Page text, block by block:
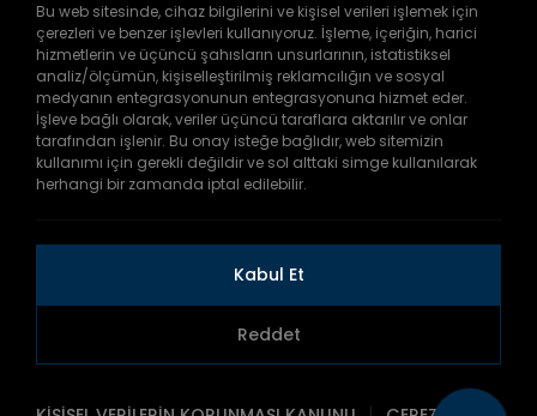
Kurumsal
Biz Kimiz?
Misyonumuz ve Vizyonumuz
Organizasyon Şeması
Mevzuat
Personel İlanları
Hizmetlerimiz
Toplu Taşıma
Havalimanı Taşımacılığı
Liman Bağlama
Otoparklar
Deniz Hizmetleri
Muğla Kart
Basım Noktaları
Fiyat Tarifeleri
İlçelere Göre Saatler
İhale Duyuruları
MUTTAŞ Otobüs Sefer Saatleri
Bu web sitesinde, cihaz bilgilerini ve kişisel verileri işlemek için
çerezleri ve benzer işlevleri kullanıyoruz. İşleme, içeriğin, harici
hizmetlerin ve üçüncü şahısların unsurlarının, istatistiksel
analiz/ölçümün, kişiselleştirilmiş reklamcılığın ve sosyal
medyanın entegrasyonunun entegrasyonuna hizmet eder.
İşleve bağlı olarak, veriler üçüncü taraflara aktarılır ve onlar
tarafından işlenir. Bu onay isteğe bağlıdır, web sitemizin
kullanımı için gerekli değildir ve sol alttaki simge kullanılarak
herhangi bir zamanda iptal edilebilir.
Kabul Et
Reddet